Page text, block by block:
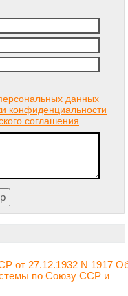
данных
конфиденциальности
соглашения
от 27.12.1932 N 1917
по Союзу ССР и